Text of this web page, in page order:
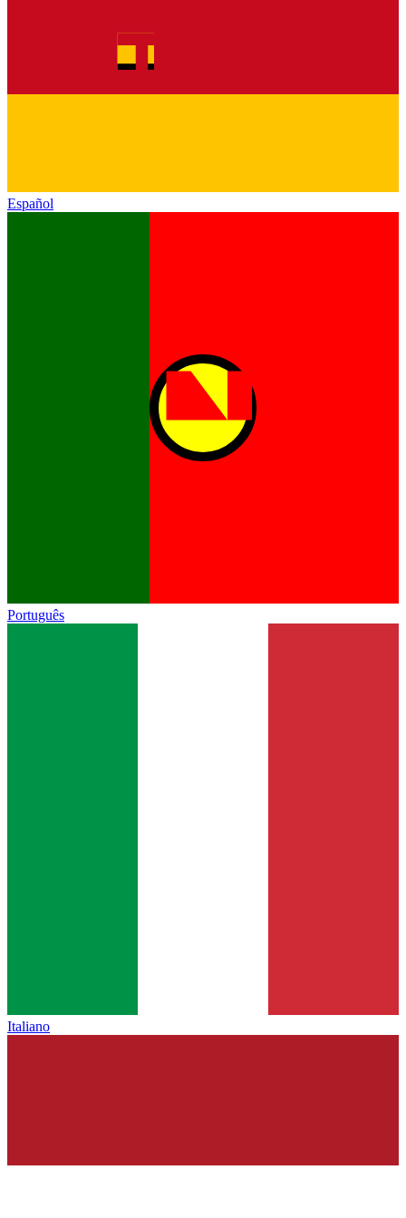
Español
Português
Italiano